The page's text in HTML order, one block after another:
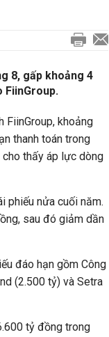
8, gấp khoảng 4
FiinGroup.
FiinGroup, khoảng
thanh toán trong
thấy áp lực dòng
phiếu nửa cuối năm.
sau đó giảm dần
đáo hạn gồm Công
(2.500 tỷ) và Setra
tỷ đồng trong